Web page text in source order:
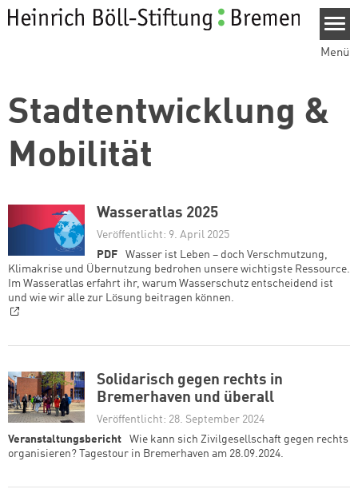
Direkt zum Inhalt
Menü
Stadtentwicklung &
Mobilität
Wasseratlas 2025
Veröffentlicht: 9. April 2025
PDF
Wasser ist Leben – doch Verschmutzung,
Klimakrise und Übernutzung bedrohen unsere wichtigste Ressource.
Im Wasseratlas erfahrt ihr, warum Wasserschutz entscheidend ist
und wie wir alle zur Lösung beitragen können.
Solidarisch gegen rechts in
Bremerhaven und überall
Veröffentlicht: 28. September 2024
Veranstaltungsbericht
Wie kann sich Zivilgesellschaft gegen rechts
organisieren? Tagestour in Bremerhaven am 28.09.2024.